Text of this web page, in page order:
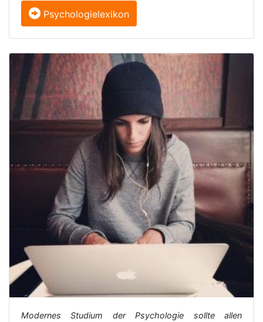
Psychologielexikon
Modernes Studium der Psychologie sollte allen